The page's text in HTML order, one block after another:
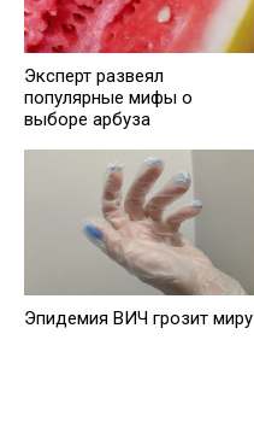
Эксперт развеял
популярные мифы о
выборе арбуза
Эпидемия ВИЧ грозит миру